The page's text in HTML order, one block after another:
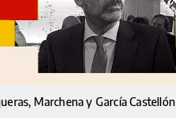
Marchena y García Castellón